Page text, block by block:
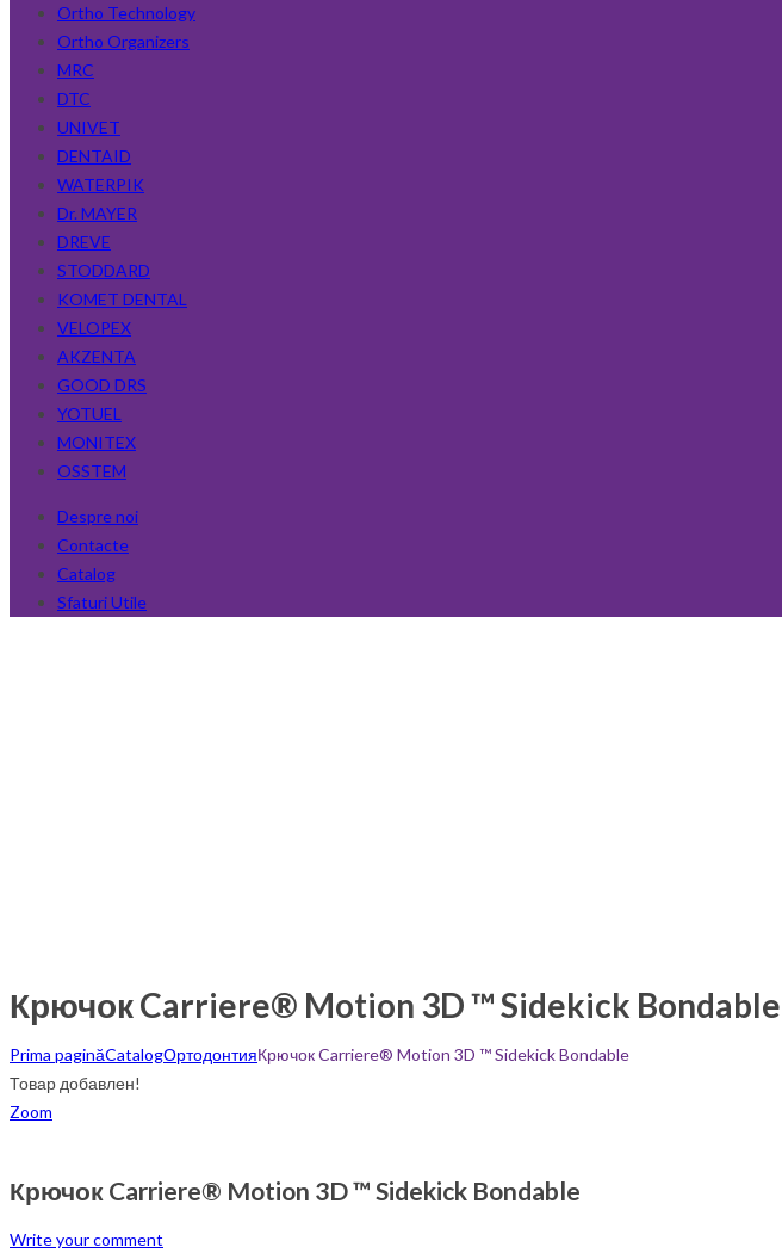
Ortho Technology
Ortho Organizers
MRC
DTC
UNIVET
DENTAID
WATERPIK
Dr. MAYER
DREVE
STODDARD
KOMET DENTAL
VELOPEX
AKZENTA
GOOD DRS
YOTUEL
MONITEX
OSSTEM
Despre noi
Contacte
Catalog
Sfaturi Utile
Крючок Carriere® Motion 3D ™ Sidekick Bondable
Prima paginăCatalogОртодонтияКрючок Carriere® Motion 3D ™ Sidekick Bondable
Товар добавлен!
Zoom
Крючок Carriere® Motion 3D ™ Sidekick Bondable
Write your comment